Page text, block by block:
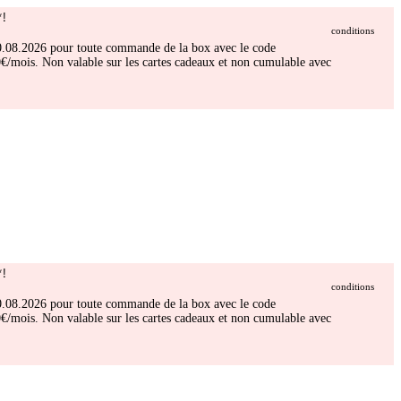
conditions
pour toute commande de la box avec le code
Non valable sur les cartes cadeaux et non cumulable avec
conditions
pour toute commande de la box avec le code
Non valable sur les cartes cadeaux et non cumulable avec